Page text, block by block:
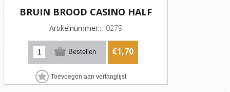
BRUIN BROOD CASINO HALF
Artikelnummer:: 0279
€1,70